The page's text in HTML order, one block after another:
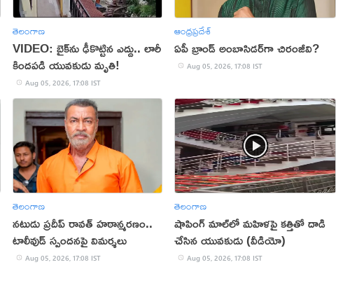
తెలంగాణ
VIDEO: బైక్‌ను ఢీకొట్టిన ఎద్దు.. లారీ
కిందపడి యువకుడు మృతి!
Aug 05, 2026, 17:08 IST
ఆంధ్రప్రదేశ్
ఏపీ బ్రాండ్ అంబాసిడర్‌గా చిరంజీవి?
Aug 05, 2026, 17:08 IST
తెలంగాణ
నటుడు ప్రదీప్ రావత్ హఠాన్మరణం..
టాలీవుడ్ స్పందనపై విమర్శలు
Aug 05, 2026, 17:08 IST
తెలంగాణ
షాపింగ్ మాల్‌లో మహిళపై కత్తితో దాడి
చేసిన యువకుడు (వీడియో)
Aug 05, 2026, 17:08 IST